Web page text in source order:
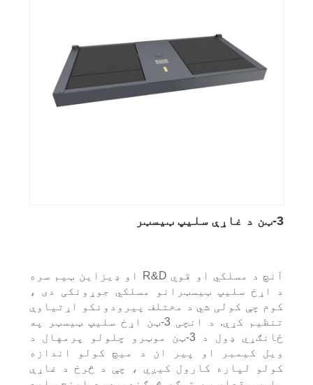
3-ټن د غاړې سلیپ ټیسټر
آنچ د مسلکي او قوي R&D او ډیزاین ټیم سره
د اړخ سلیپ ټیسټرانو مسلکي جوړونکی دی ،
کوم چې کولی شي د مختلف پیرودونکو اړتیاوې
تنظیم کړي. د انچی 3-ټن اړخ سلیپ ټیسټر په
ځانګړي ډول د 3-ټن موټرو چلولو پرمهال د
ویل کیمبر او پیر ان د میچ کولو اندازه
کولو لپاره کارول کیږي ، چې د څرخ د غاړې